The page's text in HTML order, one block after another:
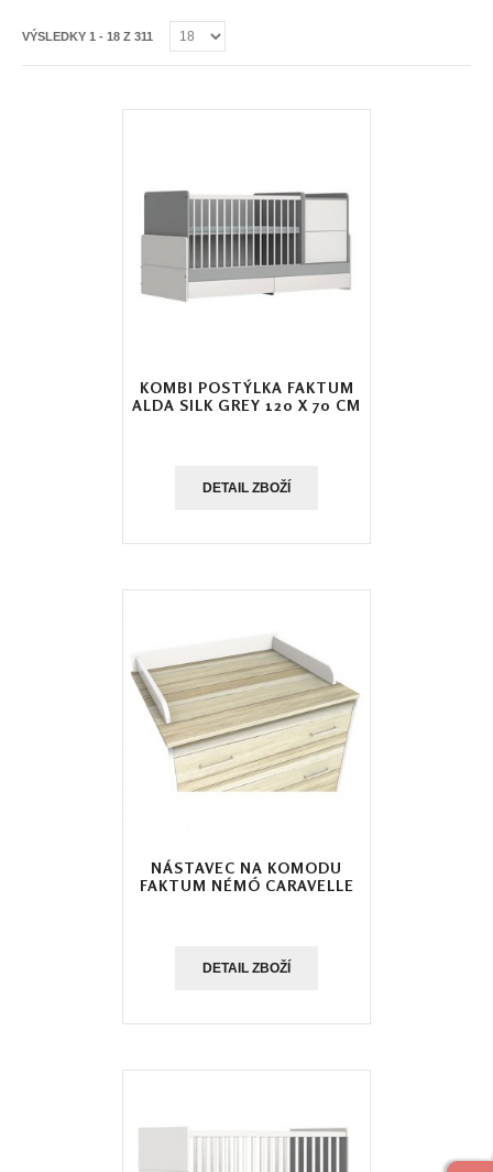
VÝSLEDKY 1 - 18 Z 311
KOMBI POSTÝLKA FAKTUM
ALDA SILK GREY 120 X 70 CM
DETAIL ZBOŽÍ
NÁSTAVEC NA KOMODU
FAKTUM NÉMÓ CARAVELLE
DETAIL ZBOŽÍ